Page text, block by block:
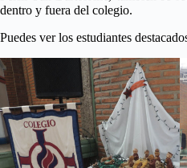
dentro y fuera del colegio.
Puedes ver los estudiantes